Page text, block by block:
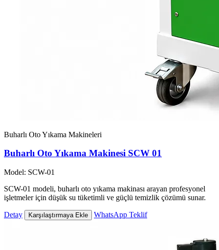
Buharlı Oto Yıkama Makineleri
Buharlı Oto Yıkama Makinesi SCW 01
Model: SCW-01
SCW-01 modeli, buharlı oto yıkama makinası arayan profesyonel
işletmeler için düşük su tüketimli ve güçlü temizlik çözümü sunar.
Detay Karşılaştırmaya Ekle WhatsApp Teklif